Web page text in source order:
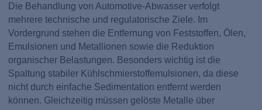
Die Behandlung von Automotive-Abwasser verfolgt
mehrere technische und regulatorische Ziele. Im
Vordergrund stehen die Entfernung von Feststoffen, Ölen,
Emulsionen und Metallionen sowie die Reduktion
organischer Belastungen. Besonders wichtig ist die
Spaltung stabiler Kühlschmierstoffemulsionen, da diese
nicht durch einfache Sedimentation entfernt werden
können. Gleichzeitig müssen gelöste Metalle über